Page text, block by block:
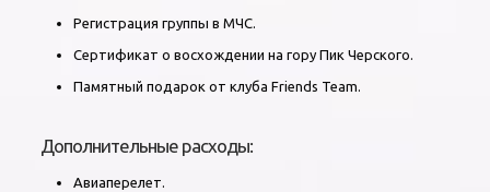
Регистрация группы в МЧС.
Сертификат о восхождении на гору Пик Черского.
Памятный подарок от клуба Friends Team.
Дополнительные расходы:
Авиаперелет.